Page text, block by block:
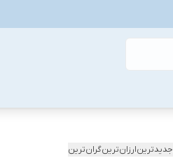
جدیدترینارزان‌ترینگران‌ترین